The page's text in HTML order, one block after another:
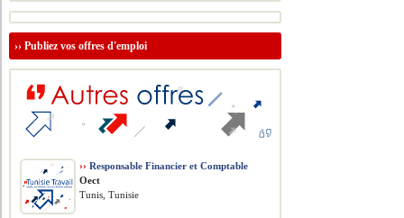
››Publiez vos offres d'emploi
›› Responsable Financier et Comptable
Oect
Tunis, Tunisie